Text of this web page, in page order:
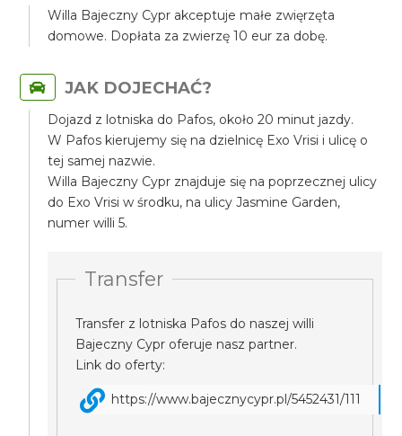
Willa Bajeczny Cypr akceptuje małe zwięrzęta
domowe. Dopłata za zwierzę 10 eur za dobę.
JAK DOJECHAĆ?
Dojazd z lotniska do Pafos, około 20 minut jazdy.
W Pafos kierujemy się na dzielnicę Exo Vrisi i ulicę o
tej samej nazwie.
Willa Bajeczny Cypr znajduje się na poprzecznej ulicy
do Exo Vrisi w środku, na ulicy Jasmine Garden,
numer willi 5.
Transfer
Transfer z lotniska Pafos do naszej willi
Bajeczny Cypr oferuje nasz partner.
Link do oferty:
https://www.bajecznycypr.pl/5452431/111